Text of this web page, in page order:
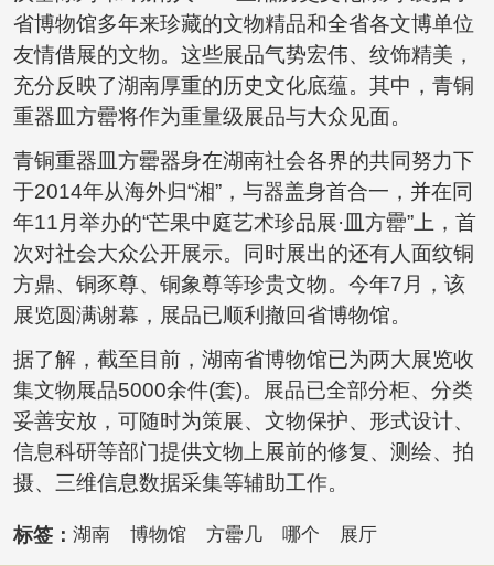
省博物馆多年来珍藏的文物精品和全省各文博单位
友情借展的文物。这些展品气势宏伟、纹饰精美，
充分反映了湖南厚重的历史文化底蕴。其中，青铜
重器皿方罍将作为重量级展品与大众见面。
青铜重器皿方罍器身在湖南社会各界的共同努力下
于2014年从海外归“湘”，与器盖身首合一，并在同
年11月举办的“芒果中庭艺术珍品展·皿方罍”上，首
次对社会大众公开展示。同时展出的还有人面纹铜
方鼎、铜豕尊、铜象尊等珍贵文物。今年7月，该
展览圆满谢幕，展品已顺利撤回省博物馆。
据了解，截至目前，湖南省博物馆已为两大展览收
集文物展品5000余件(套)。展品已全部分柜、分类
妥善安放，可随时为策展、文物保护、形式设计、
信息科研等部门提供文物上展前的修复、测绘、拍
摄、三维信息数据采集等辅助工作。
标签： 湖南 博物馆 方罍几 哪个 展厅